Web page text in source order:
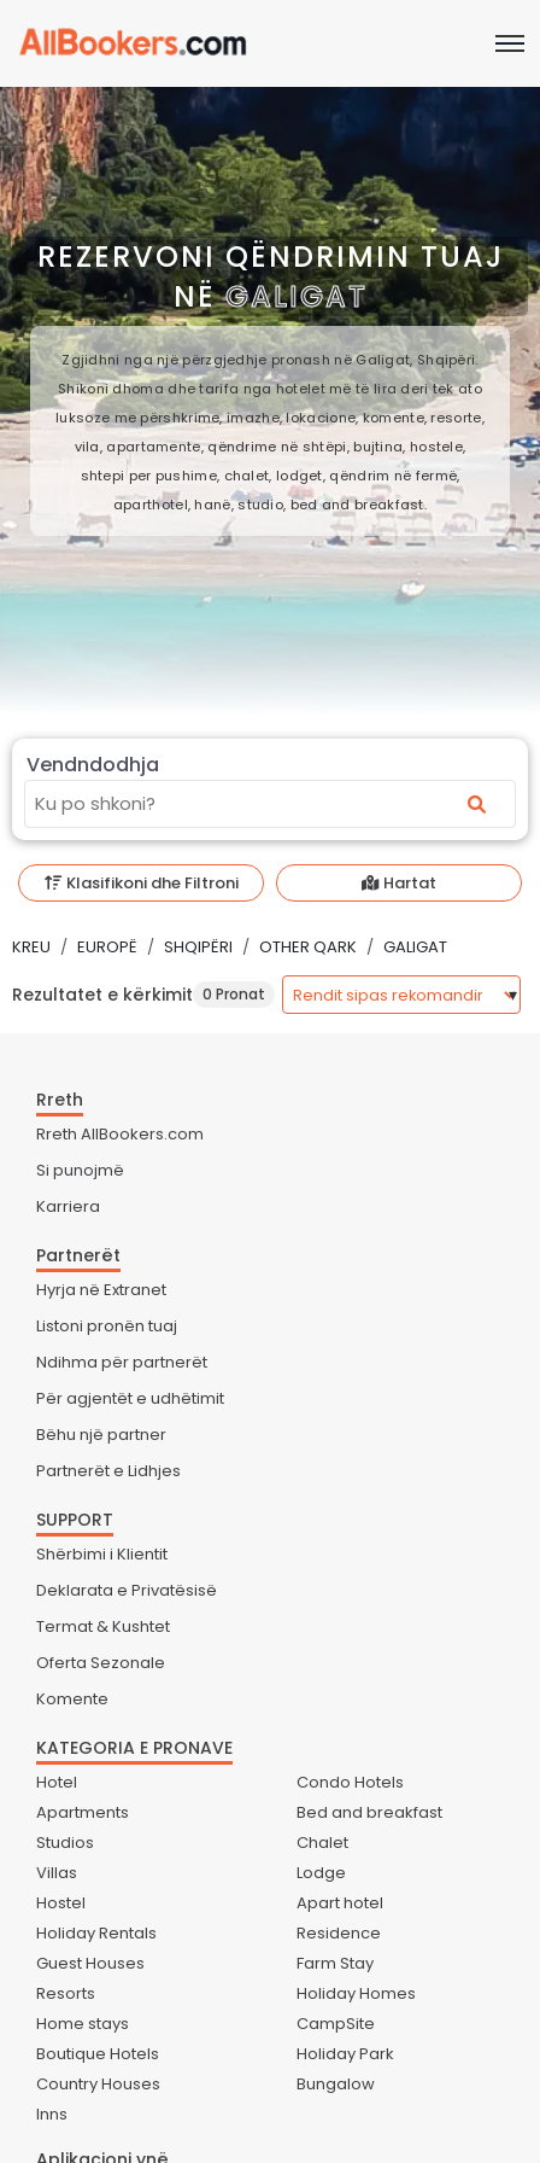
REZERVONI QËNDRIMIN TUAJ
NËGALIGAT
Zgjidhni nga një përzgjedhje pronash në Galigat, Shqipëri.
Shikoni dhoma dhe tarifa nga hotelet më të lira deri tek ato
luksoze me përshkrime, imazhe, lokacione, komente, resorte,
vila, apartamente, qëndrime në shtëpi, bujtina, hostele,
shtepi per pushime, chalet, lodget, qëndrim në fermë,
aparthotel, hanë, studio, bed and breakfast.
Vendndodhja
Klasifikoni dhe Filtroni Hartat
KREU EUROPË SHQIPËRI OTHER QARK GALIGAT
Rezultatet e kërkimit 0 Pronat
Rreth
Rreth AllBookers.com
Si punojmë
Karriera
Partnerët
Hyrja në Extranet
Listoni pronën tuaj
Ndihma për partnerët
Për agjentët e udhëtimit
Bëhu një partner
Partnerët e Lidhjes
SUPPORT
Shërbimi i Klientit
Deklarata e Privatësisë
Termat & Kushtet
Oferta Sezonale
Komente
KATEGORIA E PRONAVE
Hotel
Apartments
Studios
Villas
Hostel
Holiday Rentals
Guest Houses
Resorts
Home stays
Boutique Hotels
Country Houses
Inns
Condo Hotels
Bed and breakfast
Chalet
Lodge
Apart hotel
Residence
Farm Stay
Holiday Homes
CampSite
Holiday Park
Bungalow